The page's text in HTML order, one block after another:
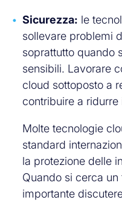
Sicurezza: le
sollevare problemi
soprattutto quando
sensibili. Lavorare
cloud sottoposto a
contribuire a
Molte tecnologie
standard
la protezione delle
Quando si cerca
importante